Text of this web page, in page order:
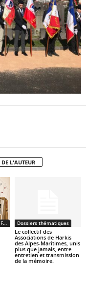
DE L'AUTEUR
Grand Est, Bourgogne, Franche Comté Dossiers thématiques
Le collectif des
Associations de Harkis
des Alpes-Maritimes, unis
plus que jamais, entre
entretien et transmission
de la mémoire.